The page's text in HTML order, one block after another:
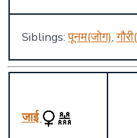
Siblings:पूनम(जोग),
जाई